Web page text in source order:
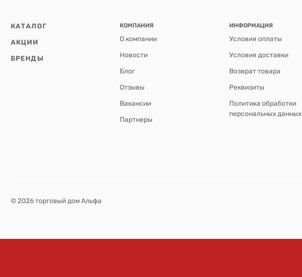
КАТАЛОГ
АКЦИИ
БРЕНДЫ
КОМПАНИЯ
О компании
Новости
Блог
Отзывы
Вакансии
Партнеры
ИНФОРМАЦИЯ
Условия оплаты
Условия доставки
Возврат товара
Реквизиты
Политика обработки
персональных данных
© 2026 торговый дом Альфа